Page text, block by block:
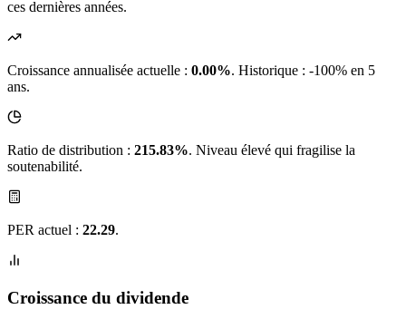
ces dernières années.
Croissance annualisée actuelle : 0.00%. Historique : -100% en 5
ans.
Ratio de distribution : 215.83%. Niveau élevé qui fragilise la
soutenabilité.
PER actuel : 22.29.
Croissance du dividende